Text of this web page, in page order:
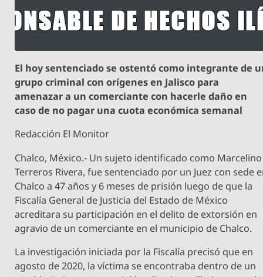
El hoy sentenciado se ostentó como integrante de
grupo criminal con orígenes en Jalisco para
amenazar a un comerciante con hacerle daño en
caso de no pagar una cuota económica semanal
Redacción El Monitor
Chalco, México.- Un sujeto identificado como Marcelino
Terreros Rivera, fue sentenciado por un Juez con sede
Chalco a 47 años y 6 meses de prisión luego de que la
Fiscalía General de Justicia del Estado de México
acreditara su participación en el delito de extorsión en
agravio de un comerciante en el municipio de Chalco.
La investigación iniciada por la Fiscalía precisó que en
agosto de 2020, la víctima se encontraba dentro de un